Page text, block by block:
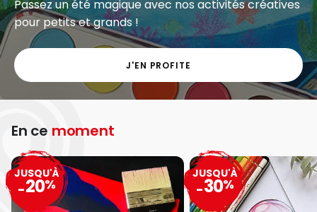
Passez un été magique avec nos activités créatives
pour petits et grands !
J'EN PROFITE
En ce moment
JUSQU'À
-20%
JUSQU'À
-30%